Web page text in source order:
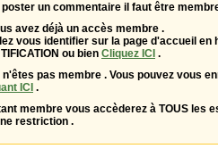
poster un commentaire il faut être
avez déjà un accès membre .
vous identifier sur la page d'accueil en
ou bien Cliquez ICI .
n'êtes pas membre . Vous pouvez vous
ICI .
membre vous accèderez à TOUS les
restriction .